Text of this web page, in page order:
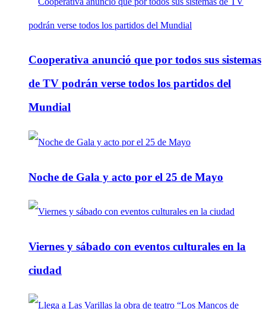
Cooperativa anunció que por todos sus sistemas
de TV podrán verse todos los partidos del
Mundial
Noche de Gala y acto por el 25 de Mayo
Viernes y sábado con eventos culturales en la
ciudad